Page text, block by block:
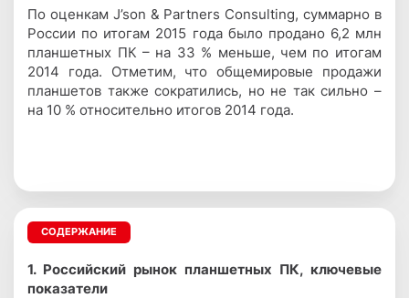
По оценкам J’son & Partners Consulting, суммарно в
России по итогам 2015 года было продано 6,2 млн
планшетных ПК – на 33 % меньше, чем по итогам
2014 года. Отметим, что общемировые продажи
планшетов также сократились, но не так сильно –
на 10 % относительно итогов 2014 года.
СОДЕРЖАНИЕ
1. Российский рынок планшетных ПК, ключевые
показатели